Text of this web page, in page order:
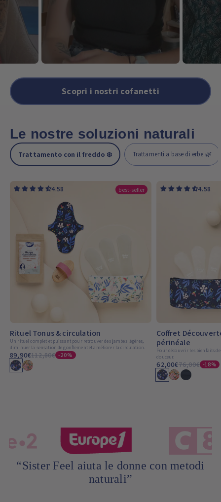
Scopri i nostri cofanetti
Le nostre soluzioni naturali
Trattamento con il freddo ❄️ Trattamenti a base di erbe 🌿
best-seller
Rituel Tonus & circulation
Un rituel complet et puissant pour retrouver des jambes légères,
diminuer la sensation de gonflement et améliorer la circulation.
4.58
89,90€112,80€ -20%
Coffret
périnéale
Pour découvrir les bienfaits
douceur.
4.58
62,00€76,00€ -18%
“È davvero bellissimo quello che hanno
fatto e ti dà un gran sollievo, ci piace da